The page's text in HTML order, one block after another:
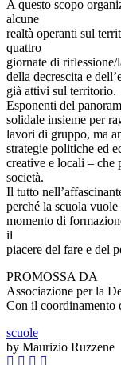
A questo scopo
alcune
realtà operanti sul
quattro
giornate di
della decrescita e
già attivi sul territorio.
Esponenti del
solidale insieme per
lavori di gruppo, ma
strategie politiche ed
creative e locali – che
società.
Il tutto
perché la scuola
momento di
il
piacere del fare e del
PROMOSSA DA
Associazione per la
Con il coordinamento
scuole
by Maurizio Ruzzene